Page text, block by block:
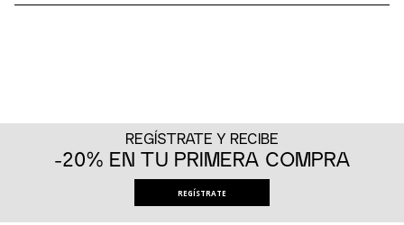
REGÍSTRATE Y RECIBE
-20% EN TU PRIMERA COMPRA
REGÍSTRATE